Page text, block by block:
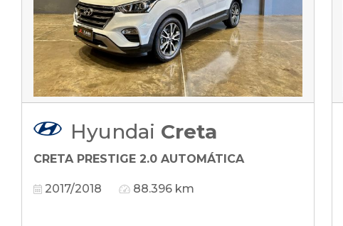
Hyundai Creta
CRETA PRESTIGE 2.0 AUTOMÁTICA
2017/2018 88.396 km